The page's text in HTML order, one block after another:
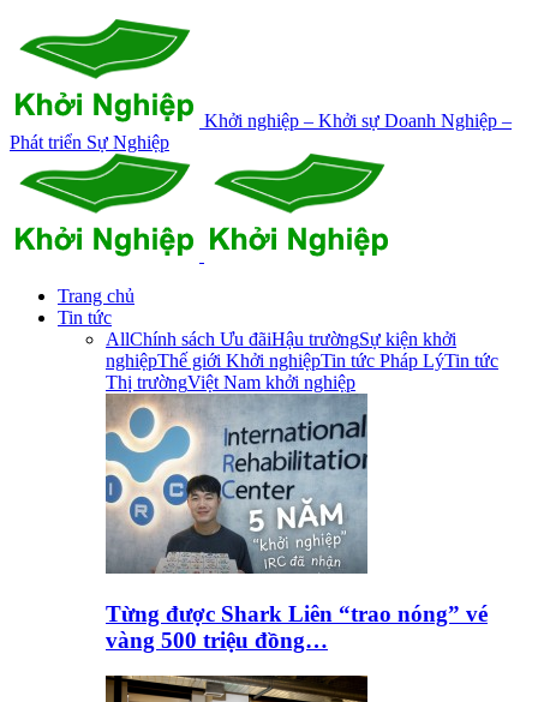
Khởi nghiệp – Khởi sự Doanh Nghiệp –
Phát triển Sự Nghiệp
Trang chủ
Tin tức
AllChính sách Ưu đãiHậu trườngSự kiện khởi
nghiệpThế giới Khởi nghiệpTin tức Pháp LýTin tức
Thị trườngViệt Nam khởi nghiệp
Từng được Shark Liên “trao nóng” vé
vàng 500 triệu đồng…